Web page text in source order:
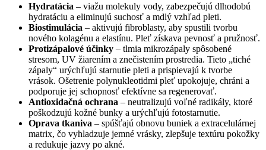
Hydratácia – viažu molekuly vody, zabezpečujú dlhodobú
hydratáciu a eliminujú suchosť a mdlý vzhľad pleti.
Biostimulácia – aktivujú fibroblasty, aby spustili tvorbu
nového kolagénu a elastínu. Pleť získava pevnosť a pružnosť.
Protizápalové účinky – tlmia mikrozápaly spôsobené
stresom, UV žiarením a znečistením prostredia. Tieto „tiché
zápaly“ urýchľujú starnutie pleti a prispievajú k tvorbe
vrások. Ošetrenie polynukleotidmi pleť upokojuje, chráni a
podporuje jej schopnosť efektívne sa regenerovať.
Antioxidačná ochrana – neutralizujú voľné radikály, ktoré
poškodzujú kožné bunky a urýchľujú fotostarnutie.
Oprava tkaniva – spúšťajú obnovu buniek a extracelulárnej
matrix, čo vyhladzuje jemné vrásky, zlepšuje textúru pokožky
a redukuje jazvy po akné.